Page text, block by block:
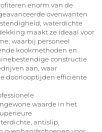
enorm van de
ovenwanten
waterdichte
maakt ze ideaal voor
waarbij personeel
kookmethoden en
constructie
aan, waar
doorlooptijden efficiënte
waarde in het
antislip,